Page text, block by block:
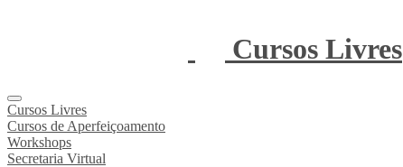
Cursos Livres
Cursos Livres
Cursos de Aperfeiçoamento
Workshops
Secretaria Virtual